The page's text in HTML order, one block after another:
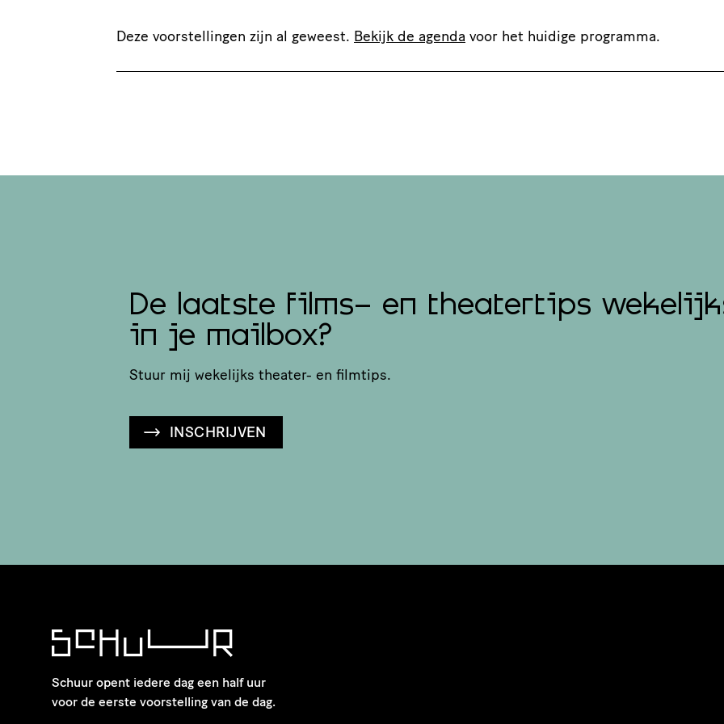
Deze voorstellingen zijn al geweest. Bekijk de agenda voor het huidige programma.
De laatste films- en theatertips
in je mailbox?
Stuur mij wekelijks theater- en filmtips.
INSCHRIJVEN
Schuur opent iedere dag een half uur
voor de eerste voorstelling van de dag.